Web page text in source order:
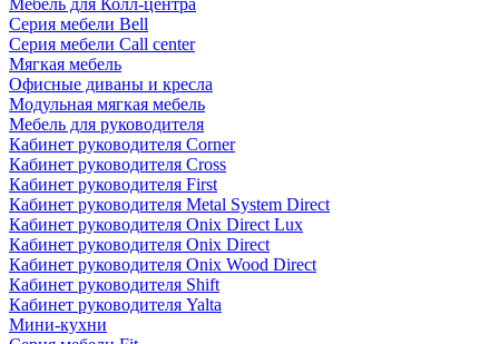
Мебель для Колл-центра
Серия мебели Bell
Серия мебели Call center
Мягкая мебель
Офисные диваны и кресла
Модульная мягкая мебель
Мебель для руководителя
Кабинет руководителя Corner
Кабинет руководителя Cross
Кабинет руководителя First
Кабинет руководителя Metal System Direct
Кабинет руководителя Onix Direct Lux
Кабинет руководителя Onix Direct
Кабинет руководителя Onix Wood Direct
Кабинет руководителя Shift
Кабинет руководителя Yalta
Мини-кухни